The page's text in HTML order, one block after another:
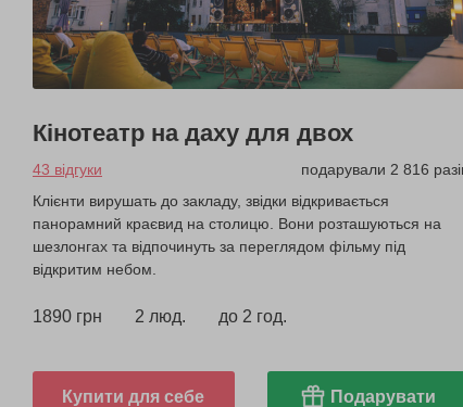
Кінотеатр на даху для двох
43 відгуки
подарували 2 816
Клієнти вирушать до закладу, звідки відкривається
панорамний краєвид на столицю. Вони розташуються на
шезлонгах та відпочинуть за переглядом фільму під
відкритим небом.
1890 грн 2 люд. до 2 год.
Купити для себе Подарувати